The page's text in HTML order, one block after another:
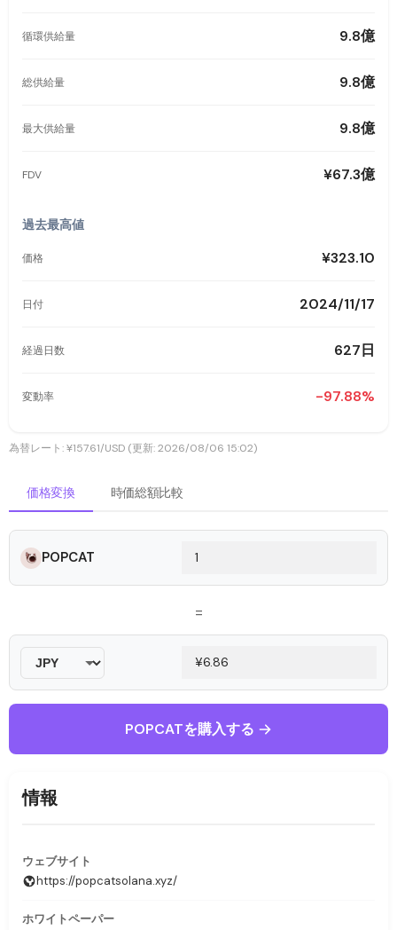
循環供給量 9.8億
総供給量 9.8億
最大供給量 9.8億
FDV ¥67.3億
過去最高値
価格 ¥323.10
日付 2024/11/17
経過日数 627日
変動率 -97.88%
為替レート: ¥157.61/USD (更新: 2026/08/06 15:02)
価格変換 時価総額比較
POPCAT
=
POPCATを購入する
情報
ウェブサイト
https://popcatsolana.xyz/
ホワイトペーパー